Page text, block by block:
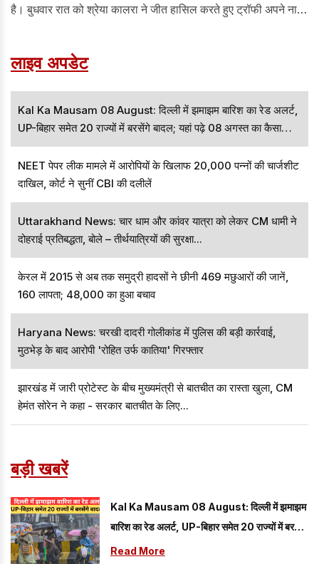
है। बुधवार रात को श्रेया कालरा ने जीत हासिल करते हुए ट्रॉफी अपने नाम
लाइव अपडेट
Kal Ka Mausam 08 August: दिल्ली में झमाझम बारिश का रेड अलर्ट,
UP-बिहार समेत 20 राज्यों में बरसेंगे बादल; यहां पढ़े 08 अगस्त का कैसा
रहेगा मौसम
NEET पेपर लीक मामले में आरोपियों के खिलाफ 20,000 पन्नों की चार्जशीट
दाखिल, कोर्ट ने सुनीं CBI की दलीलें
Uttarakhand News: चार धाम और कांवर यात्रा को लेकर CM धामी ने
दोहराई प्रतिबद्धता, बोले – तीर्थयात्रियों की सुरक्षा...
केरल में 2015 से अब तक समुद्री हादसों ने छीनी 469 मछुआरों की जानें,
160 लापता; 48,000 का हुआ बचाव
Haryana News: चरखी दादरी गोलीकांड में पुलिस की बड़ी कार्रवाई,
मुठभेड़ के बाद आरोपी 'रोहित उर्फ कातिया' गिरफ्तार
झारखंड में जारी प्रोटेस्ट के बीच मुख्यमंत्री से बातचीत का रास्ता खुला, CM
हेमंत सोरेन ने कहा - सरकार बातचीत के लिए...
बड़ी खबरें
Kal Ka Mausam 08 August: दिल्ली में झमाझम
बारिश का रेड अलर्ट, UP-बिहार समेत 20 राज्यों में बरसेंगे
बादल; यहां पढ़े 08 अगस्त का कैसा रहेगा मौसम
Read More